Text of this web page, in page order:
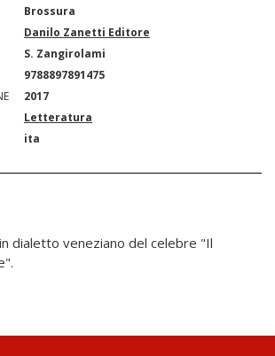
Brossura
Danilo Zanetti Editore
S. Zangirolami
9788897891475
2017
Letteratura
ita
dialetto veneziano del celebre "Il